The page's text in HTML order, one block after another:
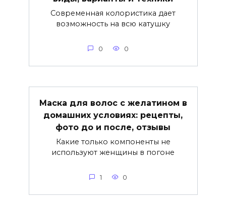
Современная колористика дает
возможность на всю катушку
0 0
Маска для волос с желатином в
домашних условиях: рецепты,
фото до и после, отзывы
Какие только компоненты не
используют женщины в погоне
1 0